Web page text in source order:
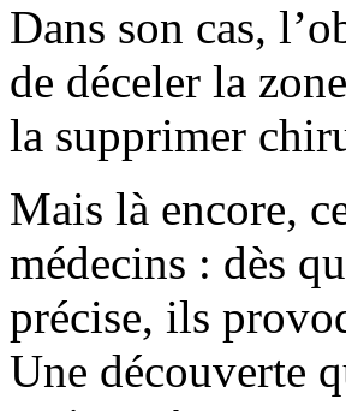
Dans son cas,
de déceler la
la supprimer
Mais là encore,
médecins : dès
précise, ils
Une découverte